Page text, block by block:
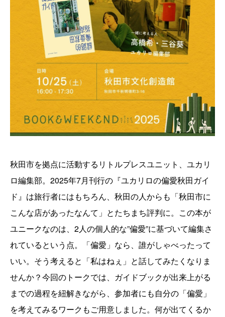
秋田市を拠点に活動するリトルプレスユニット、ユカリ
ロ編集部。2025年7月刊行の『ユカリロの偏愛秋田ガイ
ド』は旅行者にはもちろん、秋田の人からも「秋田市に
こんな店があったなんて」とたちまち評判に。この本が
ユニークなのは、2人の個人的な”偏愛”に基づいて編集さ
れているという点。「偏愛」なら、誰がしゃべったって
いい。そう考えると「私はねぇ」と話してみたくなりま
せんか？今回のトークでは、ガイドブックが出来上がる
までの過程を紐解きながら、参加者にも自分の「偏愛」
を考えてみるワークもご用意しました。何が出てくるか